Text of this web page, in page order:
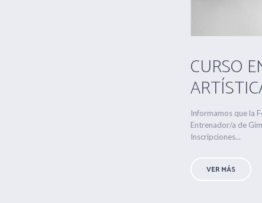
CURSO
Informamos que la
Entrenador/a de
Inscripciones...
VER MÁS